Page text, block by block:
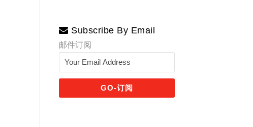
Subscribe By Email
邮件订阅